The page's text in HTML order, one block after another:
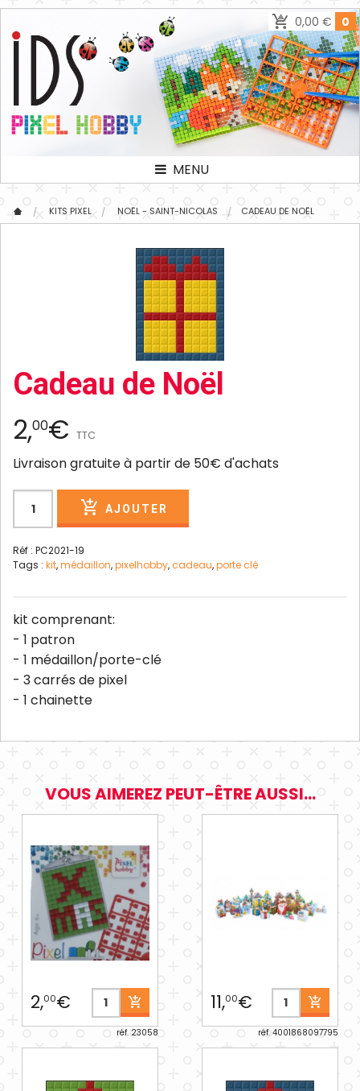
0,00 € 0
MENU
KITS PIXEL NOËL - SAINT-NICOLAS CADEAU DE NOËL
Cadeau de Noël
2,00€ TTC
Livraison gratuite à partir de 50€ d'achats
AJOUTER
Réf : PC2021-19
Tags : kit,médaillon,pixelhobby,cadeau,porte clé
kit comprenant:
- 1 patron
- 1 médaillon/porte-clé
- 3 carrés de pixel
- 1 chainette
VOUS AIMEREZ PEUT-ÊTRE AUSSI...
2,00€
réf. 23058
11,00€
réf. 4001868097795